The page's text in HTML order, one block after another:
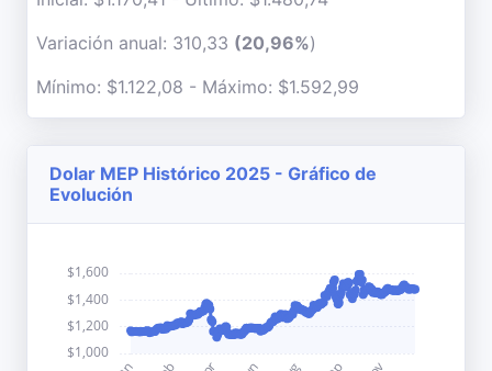
Variación anual: 310,33 (20,96%)
Mínimo: $1.122,08 - Máximo: $1.592,99
Dolar MEP Histórico 2025 - Gráfico de
Evolución